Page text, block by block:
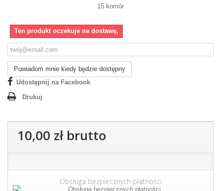
15 komór
Ten produkt oczekuje na dostawę,
Powiadom mnie kiedy będzie dostępny
Udostępnij na Facebook
Drukuj
10,00 złbrutto
Obsługa bezpiecznych płatności